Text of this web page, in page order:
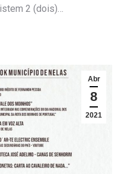
2 (dois)…
Abr
8
2021